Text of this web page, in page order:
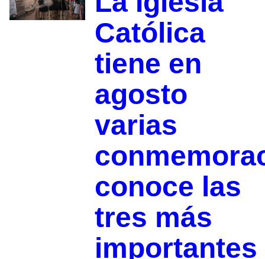
Católica
tiene en
agosto
varias
conoce las
tres más
importantes